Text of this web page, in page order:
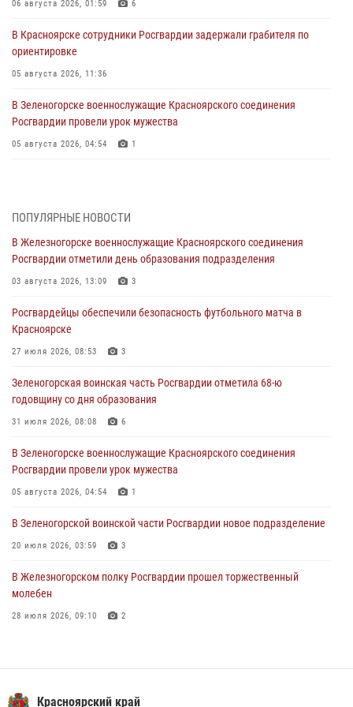
06 августа 2026, 01:59 6
В Красноярске сотрудники Росгвардии задержали грабителя по
ориентировке
05 августа 2026, 11:36
В Зеленогорске военнослужащие Красноярского соединения
Росгвардии провели урок мужества
05 августа 2026, 04:54 1
05 августа 2026, 04:52 1
В Красноярске сотрудники вневедомственной охраны Росгвардии
задержали подозреваемого в серии краж из гипермаркета
04 августа 2026, 09:57
Сотрудники Росгвардии обеспечили общественный порядок во
время проведения экстремального заплыва в Дудинке
04 августа 2026, 08:36
В Красноярске сотрудники Росгвардии задержали подозреваемого
в серии краж из супермаркета
04 августа 2026, 06:50
Военнослужащие Красноярского соединения Росгвардии
познакомили отдыхающих детей с тонкостями РХБ защиты
03 августа 2026, 13:12 2
ПОПУЛЯРНЫЕ НОВОСТИ
В Железногорске военнослужащие Красноярского соединения
Росгвардии отметили день образования подразделения
03 августа 2026, 13:09 3
Росгвардейцы обеспечили безопасность футбольного матча в
Красноярске
27 июля 2026, 08:53 3
Зеленогорская воинская часть Росгвардии отметила 68-ю
годовщину со дня образования
31 июля 2026, 08:08 6
В Зеленогорске военнослужащие Красноярского соединения
Росгвардии провели урок мужества
05 августа 2026, 04:54 1
В Зеленогорской воинской части Росгвардии новое подразделение
20 июля 2026, 03:59 3
В Железногорском полку Росгвардии прошел торжественный
молебен
28 июля 2026, 09:10 2
Красноярский край